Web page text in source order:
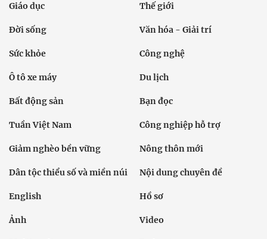
Giáo dục Thế giới
Đời sống Văn hóa - Giải trí
Sức khỏe Công nghệ
Ô tô xe máy Du lịch
Bất động sản Bạn đọc
Tuần Việt Nam Công nghiệp hỗ trợ
Giảm nghèo bền vững Nông thôn mới
Dân tộc thiểu số và miền núi Nội dung chuyên đề
English Hồ sơ
Ảnh Video